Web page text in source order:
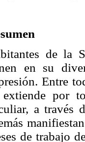
de la
en su
Entre
extiende por
a través
de trabajo